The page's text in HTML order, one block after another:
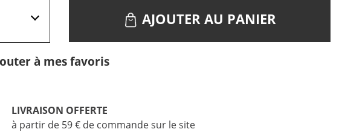
AJOUTER AU PANIER
à mes favoris
LIVRAISON OFFERTE
à partir de 59 € de commande sur le site